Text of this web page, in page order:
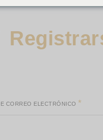
CORREO ELECTRÓNICO *